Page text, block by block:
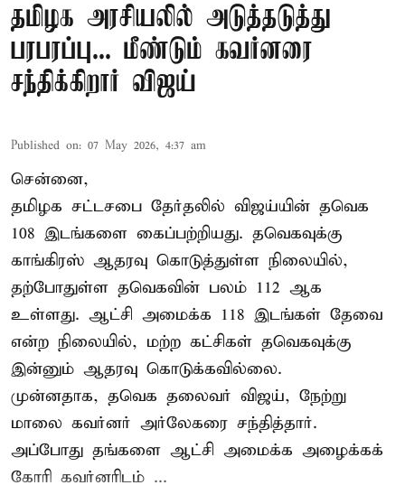
தமிழக அரசியலில் அடுத்தடுத்து
பரபரப்பு... மீண்டும் கவர்னரை
சந்திக்கிறார் விஜய்
Published on: 07 May 2026, 4:37 am
சென்னை,
தமிழக சட்டசபை தேர்தலில் விஜய்யின் தவெக
108 இடங்களை கைப்பற்றியது. தவெகவுக்கு
காங்கிரஸ் ஆதரவு கொடுத்துள்ள நிலையில்,
தற்போதுள்ள தவெகவின் பலம் 112 ஆக
உள்ளது. ஆட்சி அமைக்க 118 இடங்கள் தேவை
என்ற நிலையில், மற்ற கட்சிகள் தவெகவுக்கு
இன்னும் ஆதரவு கொடுக்கவில்லை.
முன்னதாக, தவெக தலைவர் விஜய், நேற்று
மாலை கவர்னர் அர்லேகரை சந்தித்தார்.
அப்போது தங்களை ஆட்சி அமைக்க அழைக்கக்
கோரி கவர்னரிடம் ...